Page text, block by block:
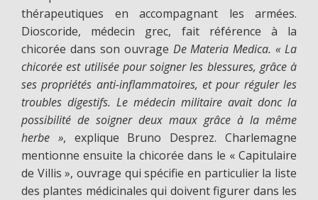
thérapeutiques en accompagnant les armées.
Dioscoride, médecin grec, fait référence à la
chicorée dans son ouvrage De Materia Medica. « La
chicorée est utilisée pour soigner les blessures, grâce à
ses propriétés anti-inflammatoires, et pour réguler les
troubles digestifs. Le médecin militaire avait donc la
possibilité de soigner deux maux grâce à la même
herbe », explique Bruno Desprez. Charlemagne
mentionne ensuite la chicorée dans le « Capitulaire
de Villis », ouvrage qui spécifie en particulier la liste
des plantes médicinales qui doivent figurer dans les